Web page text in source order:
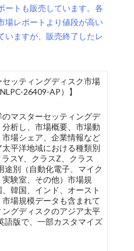
ートも販売しています。各
場レポートより値段が高い
いますが、販売終了したレ
セッティングディスク市場
26409-AP）】
マスターセッティングデ
析し、市場概要、市場動
場シェア、企業情報など
平洋地域における種類別
ラスY、クラスZ、クラス
途別（自動化電子、マイク
験室、その他）市場規
韓国、インド、オースト
場規模データも含まれて
グディスクのアジア太平
語版で、一部カスタマイズ